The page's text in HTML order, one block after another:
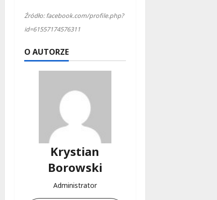
Źródło: facebook.com/profile.php?
id=61557174576311
O AUTORZE
Krystian
Borowski
Administrator